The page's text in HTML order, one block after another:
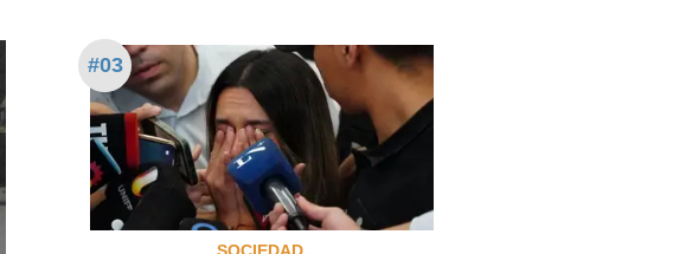
#03